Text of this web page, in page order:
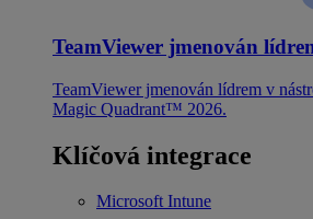
TeamViewer jmenován
TeamViewer jmenován lídrem v
Magic Quadrant™ 2026.
Klíčová integrace
Microsoft Intune